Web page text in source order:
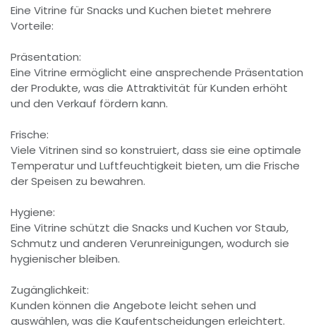
Eine Vitrine für Snacks und Kuchen bietet mehrere
Vorteile:
Präsentation:
Eine Vitrine ermöglicht eine ansprechende Präsentation
der Produkte, was die Attraktivität für Kunden erhöht
und den Verkauf fördern kann.
Frische:
Viele Vitrinen sind so konstruiert, dass sie eine optimale
Temperatur und Luftfeuchtigkeit bieten, um die Frische
der Speisen zu bewahren.
Hygiene:
Eine Vitrine schützt die Snacks und Kuchen vor Staub,
Schmutz und anderen Verunreinigungen, wodurch sie
hygienischer bleiben.
Zugänglichkeit:
Kunden können die Angebote leicht sehen und
auswählen, was die Kaufentscheidungen erleichtert.